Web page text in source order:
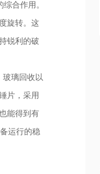
合作用。
旋转。这
锐利的破
璃回收以
片，采用
能得到有
运行的稳